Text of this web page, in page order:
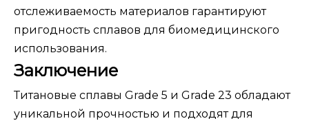
отслеживаемость материалов гарантируют
пригодность сплавов для биомедицинского
использования.
Заключение
Титановые сплавы Grade 5 и Grade 23 обладают
уникальной прочностью и подходят для